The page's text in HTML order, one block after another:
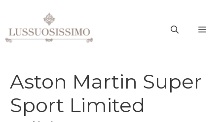
contenuto
Aston Martin Super
Sport Limited